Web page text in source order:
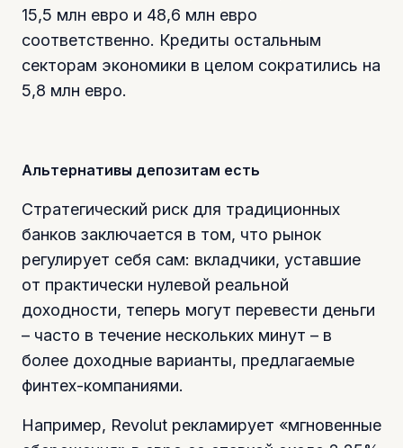
15,5 млн евро и 48,6 млн евро
соответственно. Кредиты остальным
секторам экономики в целом сократились на
5,8 млн евро.
Альтернативы депозитам есть
Стратегический риск для традиционных
банков заключается в том, что рынок
регулирует себя сам: вкладчики, уставшие
от практически нулевой реальной
доходности, теперь могут перевести деньги
– часто в течение нескольких минут – в
более доходные варианты, предлагаемые
финтех-компаниями.
Например, Revolut рекламирует «мгновенные